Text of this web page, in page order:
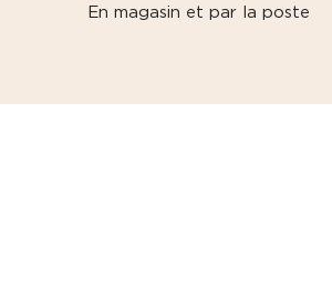
En magasin et par la poste